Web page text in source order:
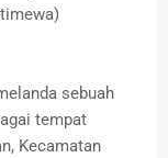
sebuah
tempat
Kecamatan